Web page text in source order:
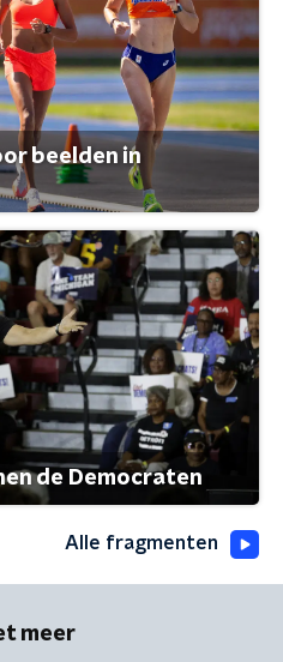
beelden in
de Democraten
Alle fragmenten
meer